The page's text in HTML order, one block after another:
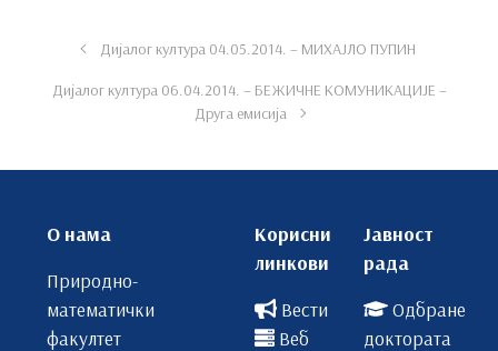
Дијалог култура 04.05.2014. – МИХАЈЛО ПУПИН
Дијалог култура 06.04.2014. – БЕЖИЧНЕ КОМУНИКАЦИЈЕ –
Друга емисија
О нама
Природно-
математички
факултет
Корисни
линкови
Вести
Веб
Јавност
рада
Одбране
доктората